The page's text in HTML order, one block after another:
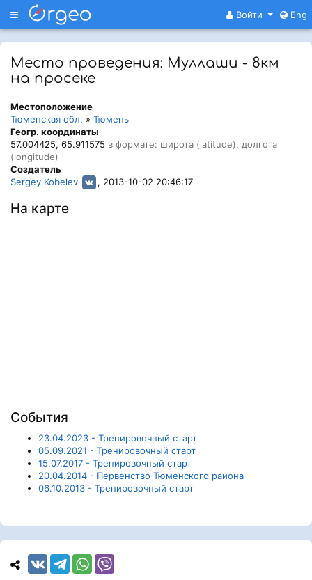
Меню Войти Eng
Место проведения: Муллаши - 8км
на просеке
Местоположение
Тюменская обл. » Тюмень
Геогр. координаты
57.004425, 65.911575 в формате: широта (latitude), долгота
(longitude)
Создатель
Sergey Kobelev
, 2013-10-02 20:46:17
На карте
События
23.04.2023 - Тренировочный старт
05.09.2021 - Тренировочный старт
15.07.2017 - Тренировочный старт
20.04.2014 - Первенство Тюменского района
06.10.2013 - Тренировочный старт